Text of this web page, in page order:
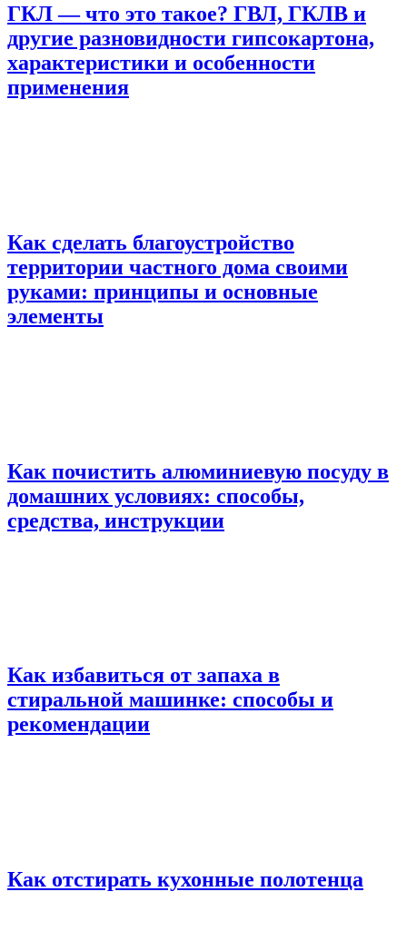
ГКЛ — что это такое? ГВЛ, ГКЛВ и
другие разновидности гипсокартона,
характеристики и особенности
применения
Как сделать благоустройство
территории частного дома своими
руками: принципы и основные
элементы
Как почистить алюминиевую посуду в
домашних условиях: способы,
средства, инструкции
Как избавиться от запаха в
стиральной машинке: способы и
рекомендации
Как отстирать кухонные полотенца